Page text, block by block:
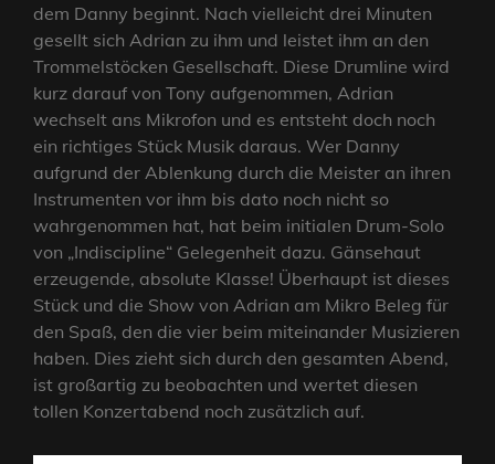
dem Danny beginnt. Nach vielleicht drei Minuten
gesellt sich Adrian zu ihm und leistet ihm an den
Trommelstöcken Gesellschaft. Diese Drumline wird
kurz darauf von Tony aufgenommen, Adrian
wechselt ans Mikrofon und es entsteht doch noch
ein richtiges Stück Musik daraus. Wer Danny
aufgrund der Ablenkung durch die Meister an ihren
Instrumenten vor ihm bis dato noch nicht so
wahrgenommen hat, hat beim initialen Drum-Solo
von „Indiscipline“ Gelegenheit dazu. Gänsehaut
erzeugende, absolute Klasse! Überhaupt ist dieses
Stück und die Show von Adrian am Mikro Beleg für
den Spaß, den die vier beim miteinander Musizieren
haben. Dies zieht sich durch den gesamten Abend,
ist großartig zu beobachten und wertet diesen
tollen Konzertabend noch zusätzlich auf.